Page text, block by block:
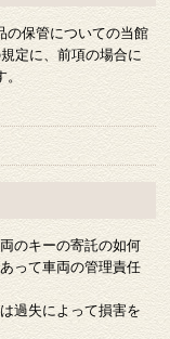
の保管についての当館
定に、前項の場合に
。
のキーの寄託の如何
って車両の管理責任
過失によって損害を